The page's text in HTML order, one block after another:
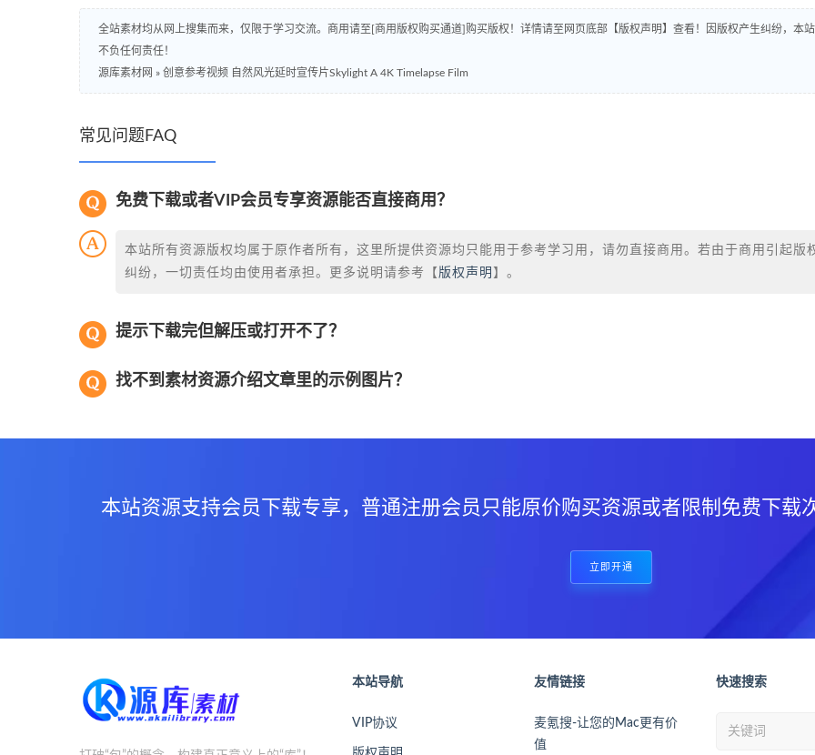
全站素材均从网上搜集而来，仅限于学习交流。商用请至[商用版权购买通道]购买版权！详情请至网页底部【版权声明】查看！因版权产生纠纷，本站
不负任何责任！
源库素材网 » 创意参考视频 自然风光延时宣传片Skylight A 4K Timelapse Film
常见问题FAQ
免费下载或者VIP会员专享资源能否直接商用？
本站所有资源版权均属于原作者所有，这里所提供资源均只能用于参考学习用，请勿直接商用。若由于商用引起版
纠纷，一切责任均由使用者承担。更多说明请参考【 版权声明 】。
提示下载完但解压或打开不了？
找不到素材资源介绍文章里的示例图片？
本站资源支持会员下载专享，普通注册会员只能原价购买资源或者限制免费下载
立即开通
本站导航
VIP协议
友情链接
麦氪搜-让您的Mac更有价
值
快速搜索